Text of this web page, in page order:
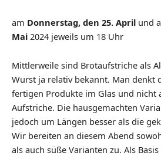
am Donnerstag, den 25. April und
Mai 2024 jeweils um 18 Uhr
Mittlerweile sind Brotaufstriche als
Wurst ja relativ bekannt. Man denkt
fertigen Produkte im Glas und nicht
Aufstriche. Die hausgemachten
jedoch um Längen besser als die
Wir bereiten an diesem Abend
als auch süße Varianten zu. Als